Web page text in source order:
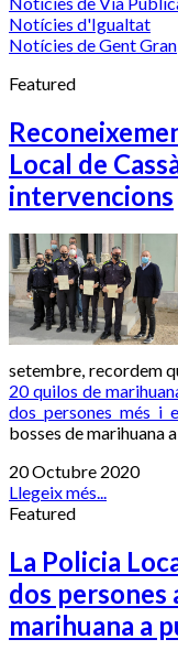
Notícies d'Igualtat
Notícies de Gent Gran
Featured
Local de
intervencions
setembre, recordem
20 quilos de
dos persones més i
bosses de marihuana
20 Octubre 2020
Llegeix més...
Featured
La Policia
dos persones
marihuana a